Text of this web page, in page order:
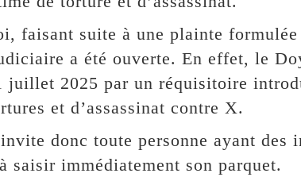
faisant suite à une plainte
a été ouverte. En effet, le
juillet 2025 par un réquisitoire
et d’assassinat contre X.
donc toute personne ayant des
saisir immédiatement son parquet.